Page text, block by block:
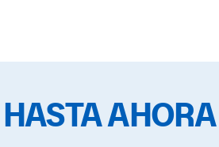
HASTA AHORA